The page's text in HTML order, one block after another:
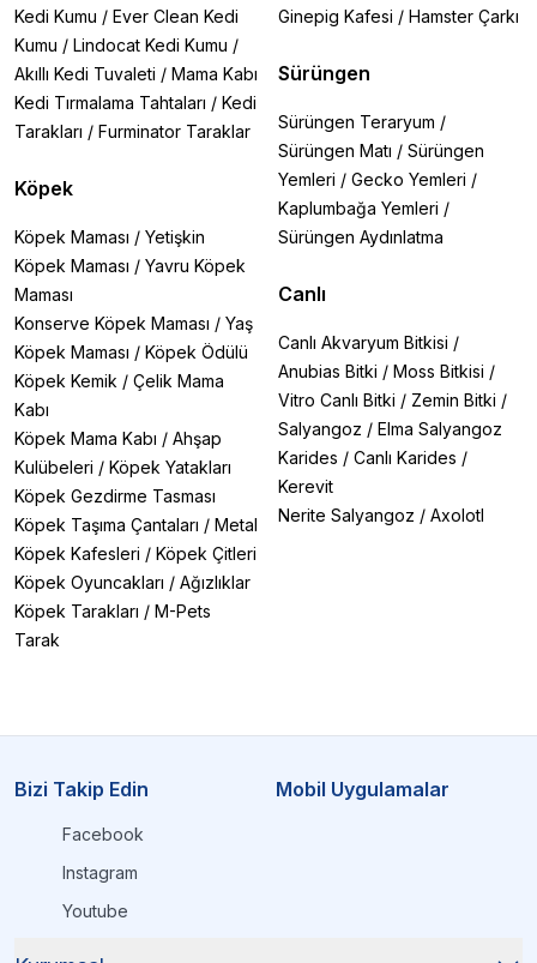
Kedi Kumu / Ever Clean Kedi
Kumu / Lindocat Kedi Kumu /
Akıllı Kedi Tuvaleti / Mama Kabı
Kedi Tırmalama Tahtaları / Kedi
Tarakları / Furminator Taraklar
Köpek
Köpek Maması / Yetişkin
Köpek Maması / Yavru Köpek
Maması
Konserve Köpek Maması / Yaş
Köpek Maması / Köpek Ödülü
Köpek Kemik / Çelik Mama
Kabı
Köpek Mama Kabı / Ahşap
Kulübeleri / Köpek Yatakları
Köpek Gezdirme Tasması
Köpek Taşıma Çantaları / Metal
Köpek Kafesleri / Köpek Çitleri
Köpek Oyuncakları / Ağızlıklar
Köpek Tarakları / M-Pets
Tarak
Ginepig Kafesi / Hamster Çarkı
Sürüngen
Sürüngen Teraryum /
Sürüngen Matı / Sürüngen
Yemleri / Gecko Yemleri /
Kaplumbağa Yemleri /
Sürüngen Aydınlatma
Canlı
Canlı Akvaryum Bitkisi /
Anubias Bitki / Moss Bitkisi /
Vitro Canlı Bitki / Zemin Bitki /
Salyangoz / Elma Salyangoz
Karides / Canlı Karides /
Kerevit
Nerite Salyangoz / Axolotl
Bizi Takip Edin
Facebook
Instagram
Youtube
Mobil Uygulamalar